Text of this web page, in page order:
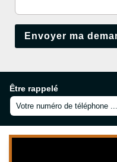
Être rappelé